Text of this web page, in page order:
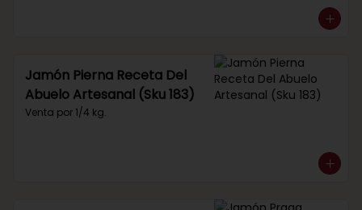
Jamón Pierna Receta Del
Abuelo Artesanal (Sku 183)
Venta por 1/4 kg.